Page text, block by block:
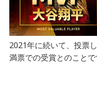
2021年に続いて、投票
満票での受賞とのことで